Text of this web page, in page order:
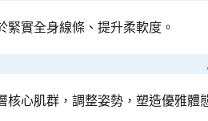
實全身線條、提升柔軟度。
心肌群，調整姿勢，塑造優雅體